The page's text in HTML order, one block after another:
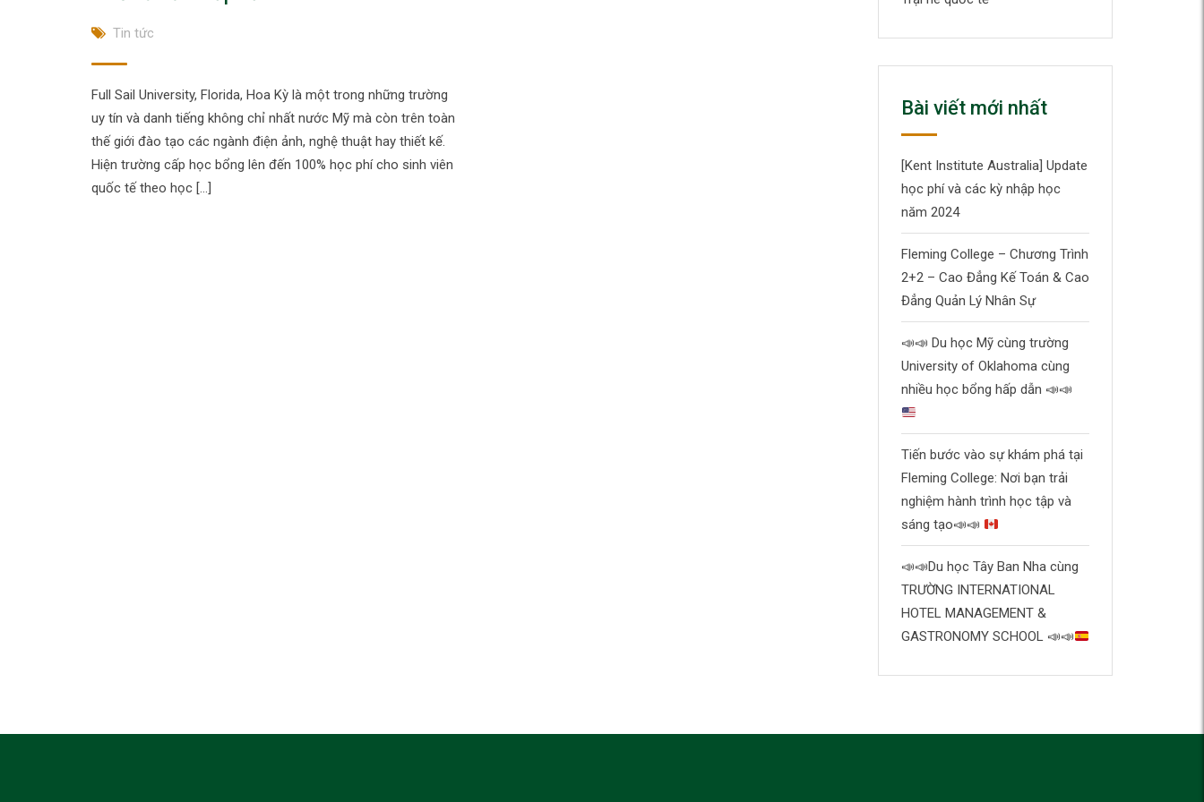
Tin tức
Full Sail University, Florida, Hoa Kỳ là một trong những trường
uy tín và danh tiếng không chỉ nhất nước Mỹ mà còn trên toàn
thế giới đào tạo các ngành điện ảnh, nghệ thuật hay thiết kế.
Hiện trường cấp học bổng lên đến 100% học phí cho sinh viên
quốc tế theo học […]
Bài viết mới nhất
[Kent Institute Australia] Update
học phí và các kỳ nhập học
năm 2024
Fleming College – Chương Trình
2+2 – Cao Đẳng Kế Toán & Cao
Đẳng Quản Lý Nhân Sự
📣📣 Du học Mỹ cùng trường
University of Oklahoma cùng
nhiều học bổng hấp dẫn 📣📣
Tiến bước vào sự khám phá tại
Fleming College: Nơi bạn trải
nghiệm hành trình học tập và
sáng tạo📣📣
📣📣Du học Tây Ban Nha cùng
TRƯỜNG INTERNATIONAL
HOTEL MANAGEMENT &
GASTRONOMY SCHOOL 📣📣